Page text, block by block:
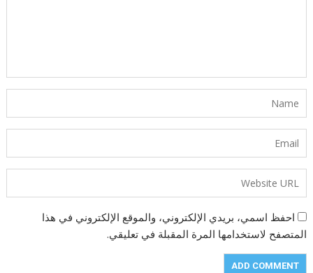
احفظ اسمي، بريدي الإلكتروني، والموقع الإلكتروني في هذا
المتصفح لاستخدامها المرة المقبلة في تعليقي.